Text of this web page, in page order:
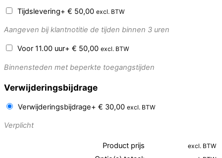
Tijdslevering+ € 50,00 excl. BTW
Aangeven bij klantnotitie de tijden binnen 3 uren
Voor 11.00 uur+ € 50,00 excl. BTW
Binnensteden met beperkte toegangstijden
Verwijderingsbijdrage
Verwijderingsbijdrage+ € 30,00 excl. BTW
Verplicht
Product prijs excl. BTW